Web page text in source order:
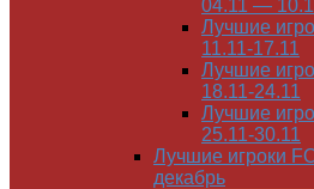
04.11 —
Лучшие
11.11-17.11
Лучшие
18.11-24.11
Лучшие
25.11-30.11
Лучшие игроки
декабрь